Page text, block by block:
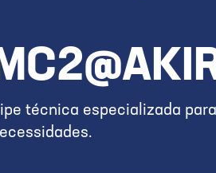
técnica especializada